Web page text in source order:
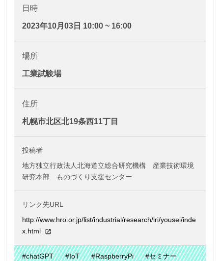
日時
2023年10月03日 10:00 ~ 16:00
場所
工業試験場
住所
札幌市北区北19条西11丁目
投稿者
地方独立行政法人北海道立総合研究機構 産業技術環境
研究本部 ものづくり支援センター
リンク先URL
http://www.hro.or.jp/list/industrial/research/iri/yousei/inde
x.html
#chatGPT #IoT #RaspberryPi
#セミナー